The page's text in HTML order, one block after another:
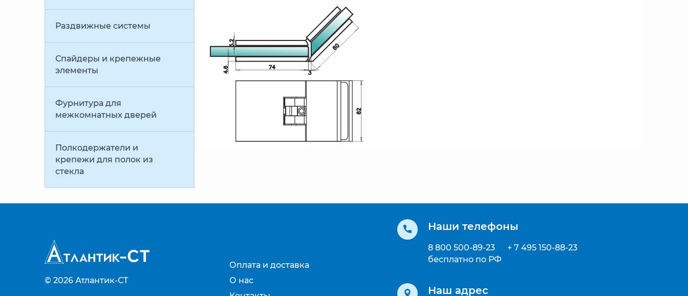
Раздвижные системы
Спайдеры и крепежные
элементы
Фурнитура для
межкомнатных дверей
Полкодержатели и
крепежи для полок из
стекла
© 2026 Атлантик-СТ
Оплата и доставка
О нас
Наши телефоны
8 800 500-89-23
бесплатно по РФ
+ 7 495 150-88-23
Наш адрес